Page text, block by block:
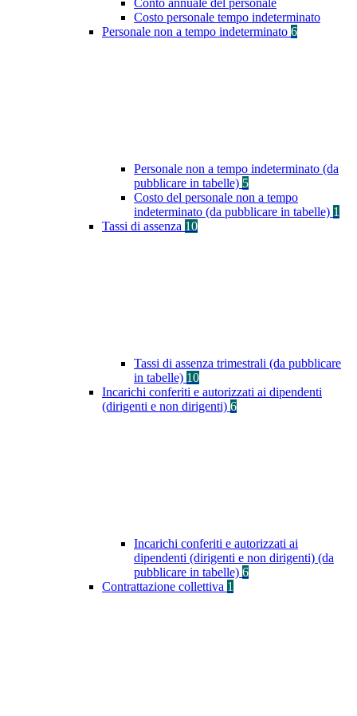
Conto annuale del personale
Costo personale tempo indeterminato
Personale non a tempo indeterminato 6
Personale non a tempo indeterminato (da
pubblicare in tabelle) 5
Costo del personale non a tempo
indeterminato (da pubblicare in tabelle) 1
Tassi di assenza 10
Tassi di assenza trimestrali (da pubblicare
in tabelle) 10
Incarichi conferiti e autorizzati ai dipendenti
(dirigenti e non dirigenti) 6
Incarichi conferiti e autorizzati ai
dipendenti (dirigenti e non dirigenti) (da
pubblicare in tabelle) 6
Contrattazione collettiva 1